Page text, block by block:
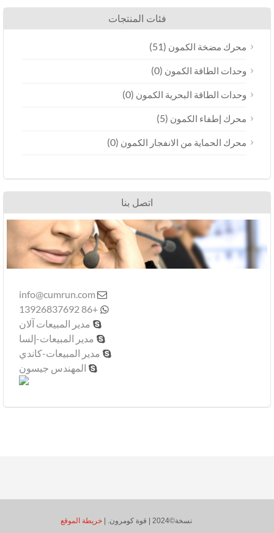
فئات المنتجات
محرك مضخة الكمون(51)
وحدات الطاقة الكمون(0)
وحدات الطاقة البحرية الكمون(0)
محرك إطفاء الكمون(5)
محرك الحماية من الانفجار الكمون(0)
اتصل بنا

info@cumrun.com
+86 13926837692
مدير المبيعات آلان
مدير المبيعات-إلسا
مدير المبيعات-كاندي
المهندس جيسون
نسخة©2024 | قوة كومرون. | خريطة الموقع